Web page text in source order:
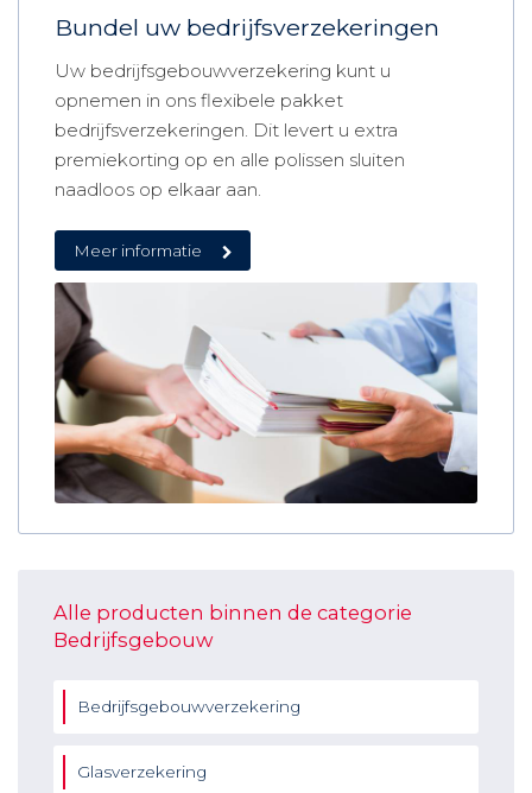
Bundel uw bedrijfsverzekeringen
Uw bedrijfsgebouwverzekering kunt u
opnemen in ons flexibele pakket
bedrijfsverzekeringen. Dit levert u extra
premiekorting op en alle polissen sluiten
naadloos op elkaar aan.
Meer informatie
Alle producten binnen de categorie
Bedrijfsgebouw
Bedrijfsgebouwverzekering
Glasverzekering